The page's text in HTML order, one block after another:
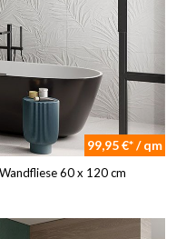
99,95 €* / qm
60 x 120 cm